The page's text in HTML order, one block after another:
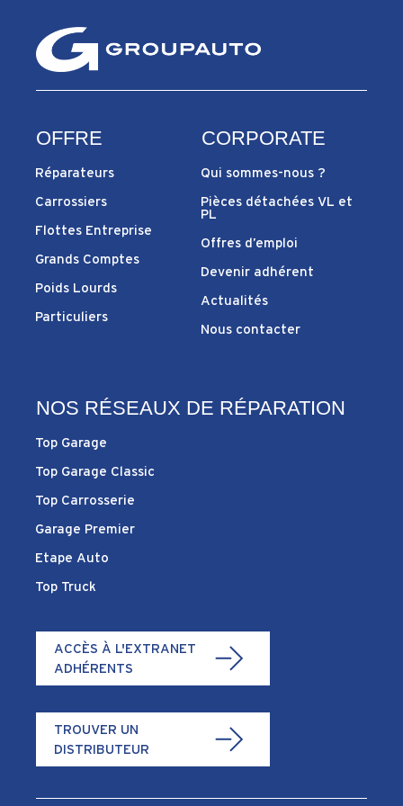
OFFRE
Réparateurs
Carrossiers
Flottes Entreprise
Grands Comptes
Poids Lourds
Particuliers
CORPORATE
Qui sommes-nous ?
Pièces détachées VL et
PL
Offres d’emploi
Devenir adhérent
Actualités
Nous contacter
NOS RÉSEAUX DE RÉPARATION
Top Garage
Top Garage Classic
Top Carrosserie
Garage Premier
Etape Auto
Top Truck
ACCÈS À L'EXTRANET
ADHÉRENTS
TROUVER UN
DISTRIBUTEUR